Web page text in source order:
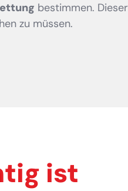
bestimmen.
zu müssen.
ist